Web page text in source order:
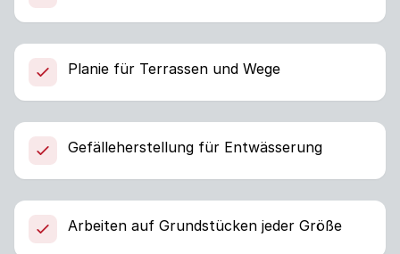
Planie für Terrassen und Wege
Gefälleherstellung für Entwässerung
Arbeiten auf Grundstücken jeder Größe